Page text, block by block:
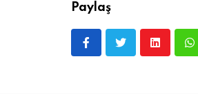
Paylaş